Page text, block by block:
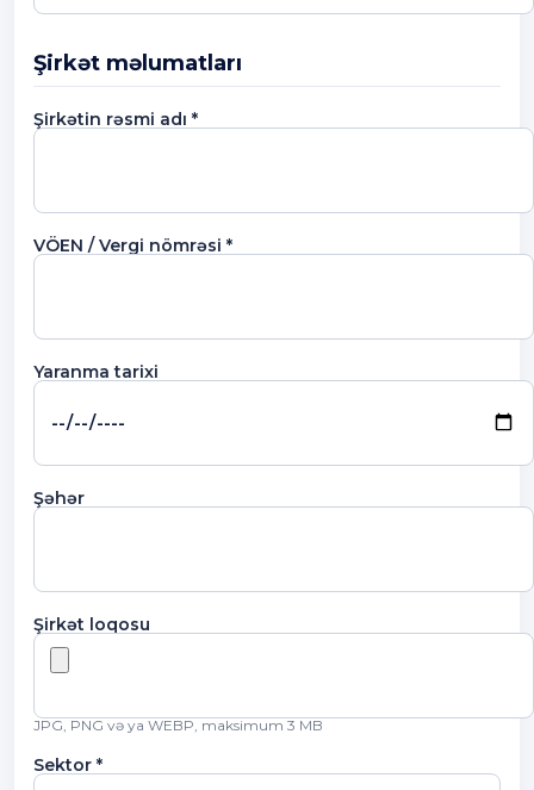
Şirkət məlumatları
Şirkətin rəsmi adı *
VÖEN / Vergi nömrəsi *
Yaranma tarixi
Şəhər
Şirkət loqosu
JPG, PNG və ya WEBP, maksimum 3 MB
Sektor *